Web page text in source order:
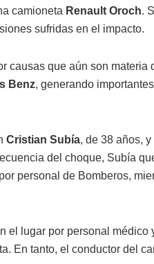
camioneta Renault Oroch.
sufridas en el impacto.
causas que aún son
Benz, generando
Cristian Subía, de 38 años,
del choque, Subía
personal de Bomberos,
el lugar por personal médico
En tanto, el conductor del